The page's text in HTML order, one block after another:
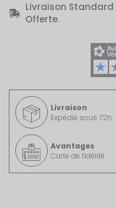
Livraison Standard
Offerte.
Livraison
Expédié sous 72h
Avantages
Carte de fidélité